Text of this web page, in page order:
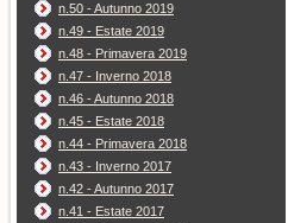
n.50 - Autunno 2019
n.49 - Estate 2019
n.48 - Primavera 2019
n.47 - Inverno 2018
n.46 - Autunno 2018
n.45 - Estate 2018
n.44 - Primavera 2018
n.43 - Inverno 2017
n.42 - Autunno 2017
n.41 - Estate 2017